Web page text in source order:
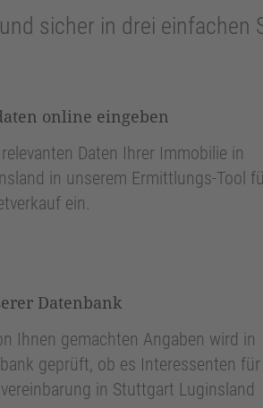
sicher in drei
online eingeben
Daten Ihrer Immobilie in
in unserem Ermittlungs-Tool
ein.
Datenbank
Ihnen gemachten Angaben wird in
geprüft, ob es Interessenten für
in Stuttgart Luginsland